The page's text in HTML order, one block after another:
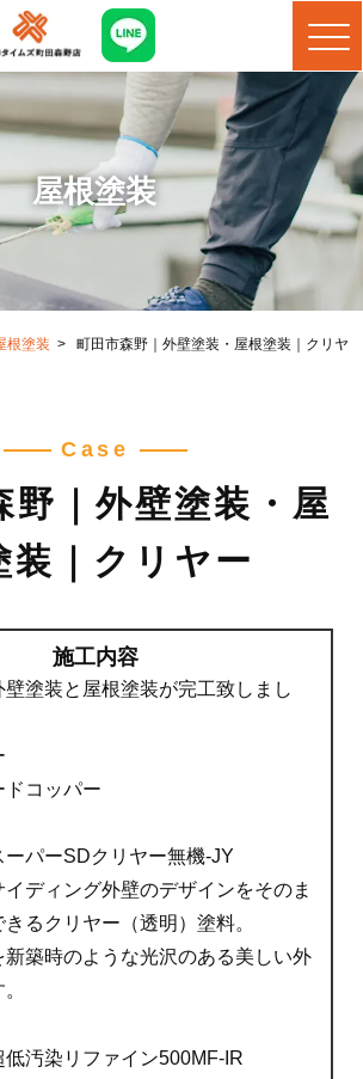
屋根塗装
根塗装 > 町田市森野｜外壁塗装・屋根塗装｜クリヤ
Case
野｜外壁塗装・屋
装｜クリヤー
施工内容
塗装と屋根塗装が完工致しまし
ドコッパー
パーSDクリヤー無機-JY
ディング外壁のデザインをそのま
るクリヤー（透明）塗料。
築時のような光沢のある美しい外
汚染リファイン500MF-IR